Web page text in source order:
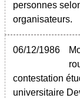
personnes
organisateurs.
06/12/1986
contestation
universitaire